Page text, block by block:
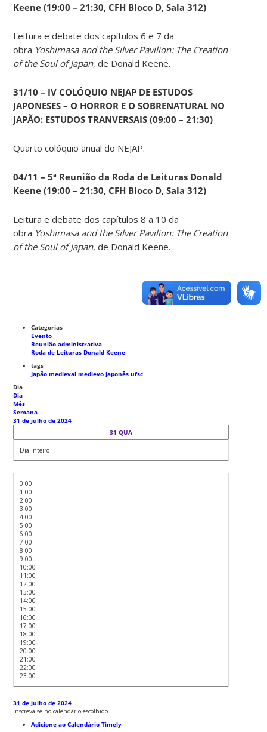
Keene (19:00 – 21:30, CFH Bloco D, Sala 312)
Leitura e debate dos capítulos 6 e 7 da
obra Yoshimasa and the Silver Pavilion: The Creation
of the Soul of Japan, de Donald Keene.
31/10 – IV COLÓQUIO NEJAP DE ESTUDOS
JAPONESES – O HORROR E O SOBRENATURAL NO
JAPÃO: ESTUDOS TRANVERSAIS (09:00 – 21:30)
Quarto colóquio anual do NEJAP.
04/11 – 5ª Reunião da Roda de Leituras Donald
Keene (19:00 – 21:30, CFH Bloco D, Sala 312)
Leitura e debate dos capítulos 8 a 10 da
obra Yoshimasa and the Silver Pavilion: The Creation
of the Soul of Japan, de Donald Keene.
Categorias
Evento
Reunião administrativa
Roda de Leituras Donald Keene
tags
Japão medievalmedievo japonêsufsc
Dia
Dia
Mês
Semana
31 de julho de 2024
31 QUA
Dia inteiro
0:00
1:00
2:00
3:00
4:00
5:00
6:00
7:00
8:00
9:00
10:00
11:00
12:00
13:00
14:00
15:00
16:00
17:00
18:00
19:00
20:00
21:00
22:00
23:00
31 de julho de 2024
Inscreva-se no calendário escolhido
Adicione ao Calendário Timely